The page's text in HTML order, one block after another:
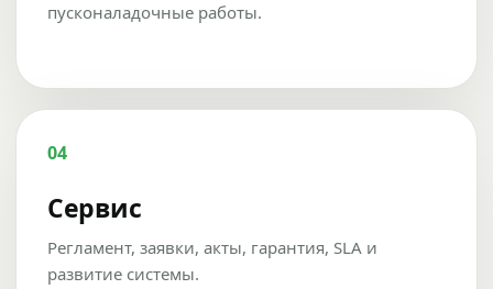
пусконаладочные работы.
04
Сервис
Регламент, заявки, акты, гарантия, SLA и
развитие системы.